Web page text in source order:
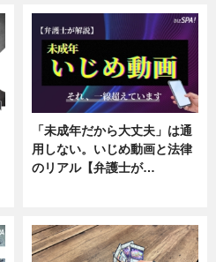
「未成年だから大丈夫」は通
用しない。いじめ動画と法律
のリアル【弁護士が…